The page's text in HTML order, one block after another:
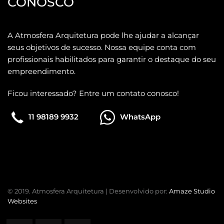
A Atmosfera Arquitetura pode lhe ajudar a alcançar
seus objetivos de sucesso. Nossa equipe conta com
profissionais habilitados para garantir o destaque do seu
empreendimento.
Ficou interessado? Entre um contato conosco!
11 98189 9932 WhatsApp
© 2019. Atmosfera Arquitetura | Desenvolvido por: Amaze Studio
Websites